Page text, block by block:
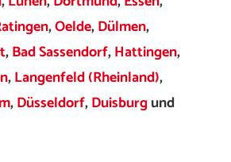
,Oelde,Dülmen,
,Bad Sassendorf,Hattingen,
,Langenfeld (Rheinland),
,Düsseldorf,Duisburgund